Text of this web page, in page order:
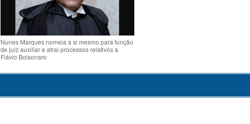
Nunes Marques nomeia a si mesmo para função
de juiz auxiliar e atrai processos relativos a
Flávio Bolsonaro